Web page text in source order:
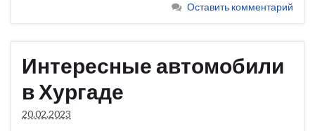
Оставить комментарий
Интересные автомобили
в Хургаде
20.02.2023